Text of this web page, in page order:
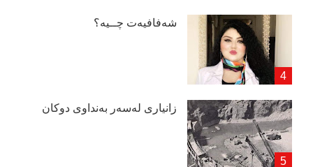
شەفافیەت چــیە؟
زانیاری لەسەر بەنداوی دوكان